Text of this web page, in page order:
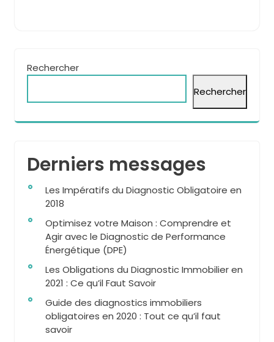
Rechercher
Rechercher
Derniers messages
Les Impératifs du Diagnostic Obligatoire en
2018
Optimisez votre Maison : Comprendre et
Agir avec le Diagnostic de Performance
Énergétique (DPE)
Les Obligations du Diagnostic Immobilier en
2021 : Ce qu’il Faut Savoir
Guide des diagnostics immobiliers
obligatoires en 2020 : Tout ce qu’il faut
savoir